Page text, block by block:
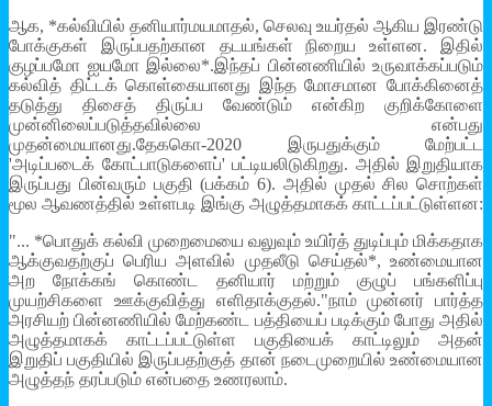
ஆக, *கல்வியில் தனியார்மயமாதல், செலவு உயர்தல் ஆகிய இரண்டு
போக்குகள் இருப்பதற்கான தடயங்கள் நிறைய உள்ளன. இதில்
குழப்பமோ ஐயமோ இல்லை*.இந்தப் பின்னணியில் உருவாக்கப்படும்
கல்வித் திட்டக் கொள்கையானது இந்த மோசமான போக்கினைத்
தடுத்து திசைத் திருப்ப வேண்டும் என்கிற குறிக்கோளை
முன்னிலைப்படுத்தவில்லை என்பது
முதன்மையானது.தேககொ-2020 இருபதுக்கும் மேற்பட்ட
'அடிப்படைக் கோட்பாடுகளைப்' பட்டியலிடுகிறது. அதில் இறுதியாக
இருப்பது பின்வரும் பகுதி (பக்கம் 6). அதில் முதல் சில சொற்கள்
மூல ஆவணத்தில் உள்ளபடி இங்கு அழுத்தமாகக் காட்டப்பட்டுள்ளன:
"... *பொதுக் கல்வி முறைமையை வலுவும் உயிர்த் துடிப்பும் மிக்கதாக
ஆக்குவதற்குப் பெரிய அளவில் முதலீடு செய்தல்*, உண்மையான
அற நோக்கங் கொண்ட தனியார் மற்றும் குழுப் பங்களிப்பு
முயற்சிகளை ஊக்குவித்து எளிதாக்குதல்."நாம் முன்னர் பார்த்த
அரசியற் பின்னணியில் மேற்கண்ட பத்தியைப் படிக்கும் போது அதில்
அழுத்தமாகக் காட்டப்பட்டுள்ள பகுதியைக் காட்டிலும் அதன்
இறுதிப் பகுதியில் இருப்பதற்குத் தான் நடைமுறையில் உண்மையான
அழுத்தந் தரப்படும் என்பதை உணரலாம்.